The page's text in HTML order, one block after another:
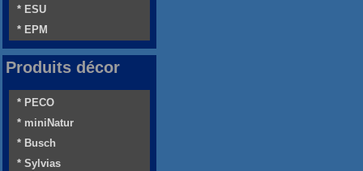
* ESU
* EPM
Produits décor
* PECO
* miniNatur
* Busch
* Sylvias